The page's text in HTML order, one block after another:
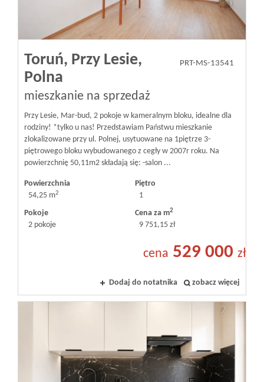
Toruń, Przy Lesie,
Polna
mieszkanie na sprzedaż
PRT-MS-13541
Przy Lesie, Mar-bud, 2 pokoje w kameralnym bloku, idealne dla
rodziny! *tylko u nas! Przedstawiam Państwu mieszkanie
zlokalizowane przy ul. Polnej, usytuowane na 1piętrze 3-
piętrowego bloku wybudowanego z cegły w 2007r roku. Na
powierzchnię 50,11m2 składają się: -salon ...
Powierzchnia
54,25 m2
Piętro
1
Pokoje
2 pokoje
Cena za m2
9 751,15 zł
cena 529 000 zł
Dodaj do notatnika zobacz więcej